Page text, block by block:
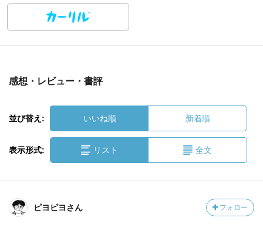
感想・レビュー・書評
並び替え: いいね順 新着順
表示形式: リスト 全文
ピヨピヨさん フォロー